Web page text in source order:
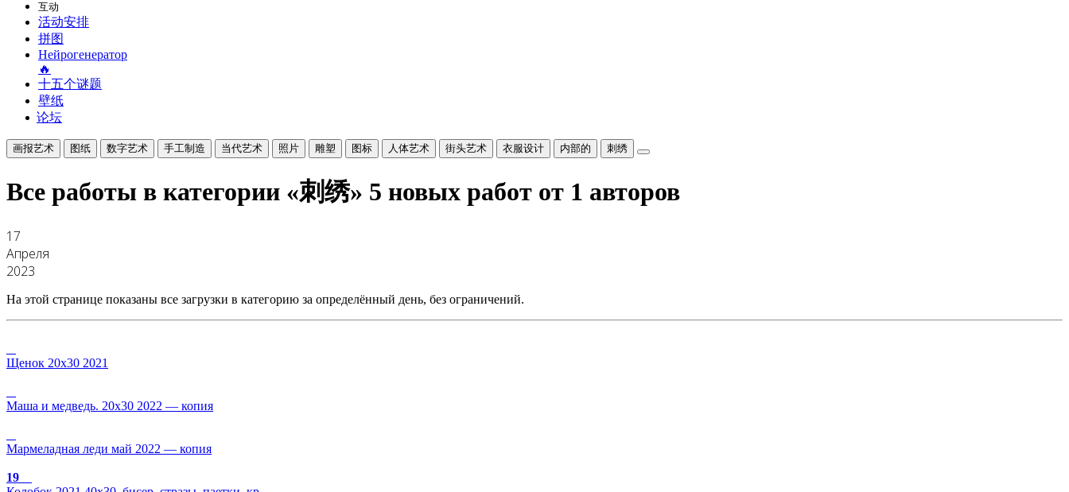
互动
活动安排
拼图
Нейрогенератор
🔥
十五个谜题
壁纸
论坛
画报艺术 图纸 数字艺术 手工制造 当代艺术 照片 雕塑 图标 人体艺术 街头艺术 衣服设计 内部的 刺绣
Все работы в категории «刺绣» 5 новых работ от 1 авторов
17
Апреля
2023
На этой странице показаны все загрузки в категорию за определённый день, без ограничений.
Щенок 20х30 2021
Маша и медведь. 20х30 2022 — копия
Мармеладная леди май 2022 — копия
19